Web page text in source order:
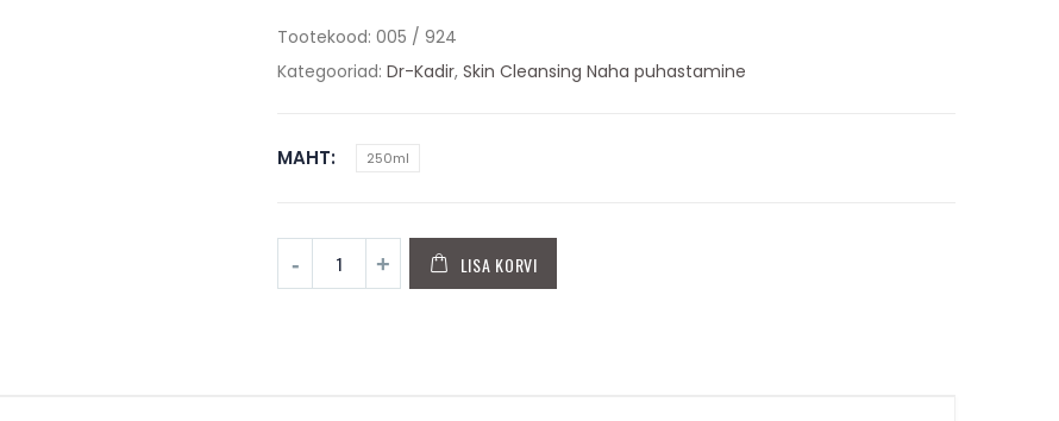
Tootekood: 005 / 924
Kategooriad: Dr-Kadir, Skin Cleansing Naha puhastamine
MAHT 250ml
LISA KORVI